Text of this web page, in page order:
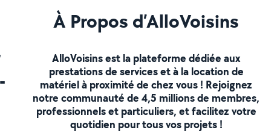
À Propos d’AlloVoisins
AlloVoisins est la plateforme dédiée aux
prestations de services et à la location de
matériel à proximité de chez vous ! Rejoignez
notre communauté de 4,5 millions de membres,
professionnels et particuliers, et facilitez votre
quotidien pour tous vos projets !